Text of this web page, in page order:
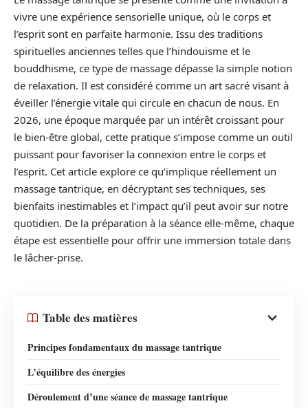
vivre une expérience sensorielle unique, où le corps et
l’esprit sont en parfaite harmonie. Issu des traditions
spirituelles anciennes telles que l’hindouisme et le
bouddhisme, ce type de massage dépasse la simple notion
de relaxation. Il est considéré comme un art sacré visant à
éveiller l’énergie vitale qui circule en chacun de nous. En
2026, une époque marquée par un intérêt croissant pour
le bien-être global, cette pratique s’impose comme un outil
puissant pour favoriser la connexion entre le corps et
l’esprit. Cet article explore ce qu’implique réellement un
massage tantrique, en décryptant ses techniques, ses
bienfaits inestimables et l’impact qu’il peut avoir sur notre
quotidien. De la préparation à la séance elle-même, chaque
étape est essentielle pour offrir une immersion totale dans
le lâcher-prise.
Table des matières
Principes fondamentaux du massage tantrique
L’équilibre des énergies
Déroulement d’une séance de massage tantrique